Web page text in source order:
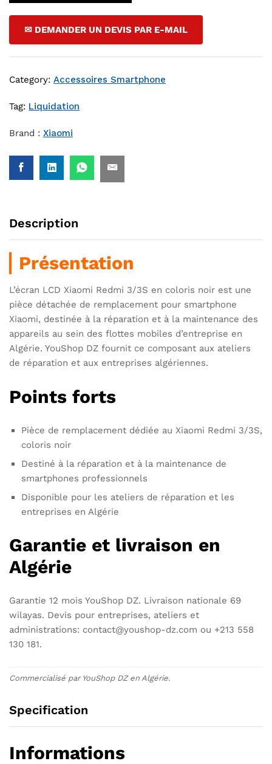
✉ DEMANDER UN DEVIS PAR E-MAIL
Category: Accessoires Smartphone
Tag: Liquidation
Brand : Xiaomi
Description
Présentation
L’écran LCD Xiaomi Redmi 3/3S en coloris noir est une
pièce détachée de remplacement pour smartphone
Xiaomi, destinée à la réparation et à la maintenance des
appareils au sein des flottes mobiles d’entreprise en
Algérie. YouShop DZ fournit ce composant aux ateliers
de réparation et aux entreprises algériennes.
Points forts
Pièce de remplacement dédiée au Xiaomi Redmi 3/3S,
coloris noir
Destiné à la réparation et à la maintenance de
smartphones professionnels
Disponible pour les ateliers de réparation et les
entreprises en Algérie
Garantie et livraison en
Algérie
Garantie 12 mois YouShop DZ. Livraison nationale 69
wilayas. Devis pour entreprises, ateliers et
administrations: contact@youshop-dz.com ou +213 558
130 181.
Commercialisé par YouShop DZ en Algérie.
Specification
Informations